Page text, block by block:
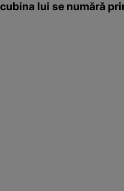
lui se numără